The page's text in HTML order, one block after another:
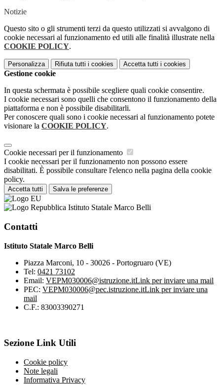
Notizie
Questo sito o gli strumenti terzi da questo utilizzati si avvalgono di
cookie necessari al funzionamento ed utili alle finalità illustrate nella
COOKIE POLICY.
Personalizza Rifiuta tutti i cookies Accetta tutti i cookies
Gestione cookie
In questa schermata è possibile scegliere quali cookie consentire.
I cookie necessari sono quelli che consentono il funzionamento della
piattaforma e non è possibile disabilitarli.
Per conoscere quali sono i cookie necessari al funzionamento potete
visionare la COOKIE POLICY.
Cookie necessari per il funzionamento
I cookie necessari per il funzionamento non possono essere
disabilitati. È possibile consultare l'elenco nella pagina della cookie
policy.
Accetta tutti Salva le preferenze
Istituto Statale Marco Belli
Contatti
Istituto Statale Marco Belli
Piazza Marconi, 10 - 30026 - Portogruaro (VE)
Tel: 0421 73102
Email: VEPM030006@istruzione.itLink per inviare una mail
PEC: VEPM030006@pec.istruzione.itLink per inviare una
mail
C.F.: 83003390271
Sezione Link Utili
Cookie policy
Note legali
Informativa Privacy